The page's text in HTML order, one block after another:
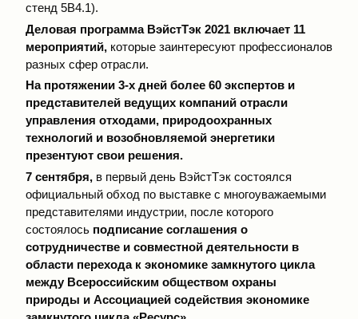
стенд 5В4.1).
Деловая программаВэйстТэк 2021 включает 11
мероприятий, которые заинтересуют профессионалов
разных сфер отрасли.
На протяжении 3-х дней более 60 экспертов и
представителей ведущих компаний отрасли
управления отходами, природоохранных
технологий и возобновляемой энергетики
презентуют свои решения.
7 сентября, в первый день ВэйстТэк состоялся
официальный обход по выставке с многоуважаемыми
представителями индустрии, после которого
состоялось подписание соглашения о
сотрудничестве и совместной деятельности в
области перехода к экономике замкнутого цикла
между Всероссийским обществом охраны
природы и Ассоциацией содействия экономике